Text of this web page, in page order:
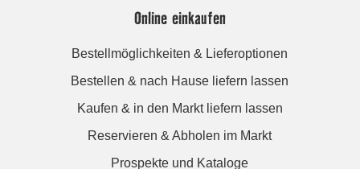
Online einkaufen
Bestellmöglichkeiten & Lieferoptionen
Bestellen & nach Hause liefern lassen
Kaufen & in den Markt liefern lassen
Reservieren & Abholen im Markt
Prospekte und Kataloge